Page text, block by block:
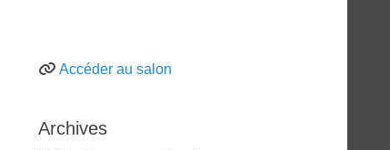
Accéder au salon
Archives